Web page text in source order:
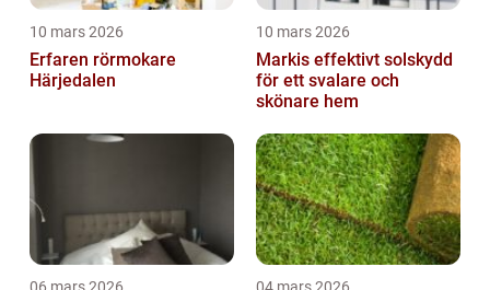
10 mars 2026
Erfaren rörmokare
Härjedalen
10 mars 2026
Markis effektivt solskydd
för ett svalare och
skönare hem
06 mars 2026 04 mars 2026